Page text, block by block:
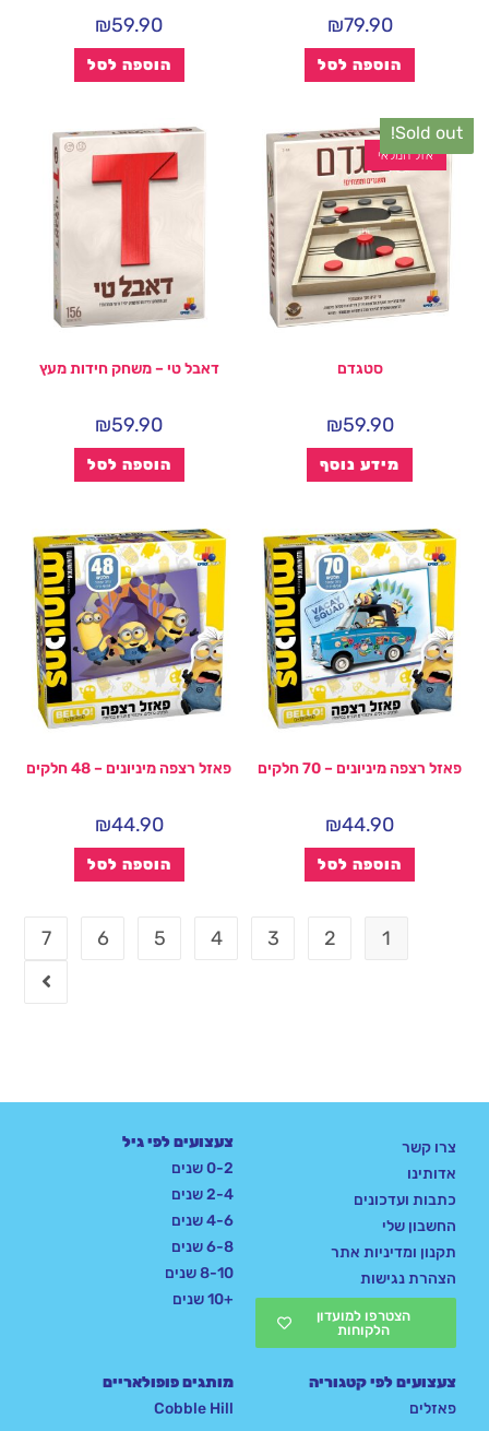
₪79.90
הוספה לסל
₪59.90
הוספה לסל
Sold out!
אזל המלאי
סטגדם
₪59.90
מידע נוסף
דאבל טי – משחק חידות מעץ
₪59.90
הוספה לסל
פאזל רצפה מיניונים – 70 חלקים
₪44.90
הוספה לסל
פאזל רצפה מיניונים – 48 חלקים
₪44.90
הוספה לסל
1
2
3
4
5
6
7
צרו קשר
אדותינו
כתבות ועדכונים
החשבון שלי
תקנון ומדיניות אתר
הצהרת נגישות
הצטרפו למועדון
הלקוחות
צעצועים לפי גיל
0-2 שנים
2-4 שנים
4-6 שנים
6-8 שנים
8-10 שנים
+10 שנים
צעצועים לפי קטגוריה
פאזלים
מותגים פופולאריים
Cobble Hill